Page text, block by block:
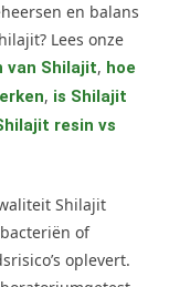
en balans
Lees onze
van Shilajit, hoe
, is Shilajit
resin vs
Shilajit
of
oplevert.